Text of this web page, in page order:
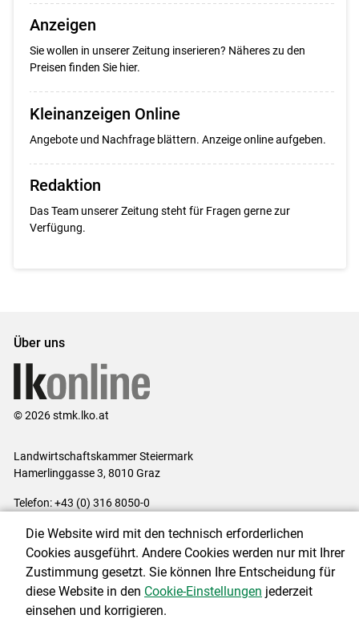
Anzeigen
Sie wollen in unserer Zeitung inserieren? Näheres zu den
Preisen finden Sie hier.
Kleinanzeigen Online
Angebote und Nachfrage blättern. Anzeige online aufgeben.
Redaktion
Das Team unserer Zeitung steht für Fragen gerne zur
Verfügung.
Über uns
© 2026 stmk.lko.at
Landwirtschaftskammer Steiermark
Hamerlinggasse 3, 8010 Graz
Telefon: +43 (0) 316 8050-0
Impressum|Kontakt|Datenschutzerklärung|Barrierefreiheit|
Cookie-Einstellungen
Die Website wird mit den technisch erforderlichen
Cookies ausgeführt. Andere Cookies werden nur mit Ihrer
Zustimmung gesetzt. Sie können Ihre Entscheidung für
diese Website in den Cookie-Einstellungen jederzeit
einsehen und korrigieren.